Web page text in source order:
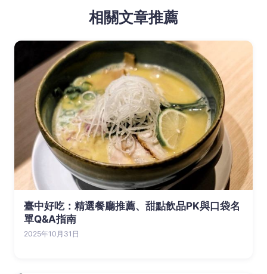
相關文章推薦
臺中好吃：精選餐廳推薦、甜點飲品PK與口袋名
單Q&A指南
2025年10月31日